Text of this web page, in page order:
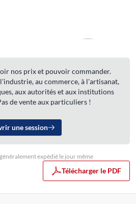
nos prix et pouvoir commander.
au commerce, à l'artisanat,
aux autorités et aux institutions
de vente aux particuliers !
une session
expédié le jour même
Télécharger le PDF